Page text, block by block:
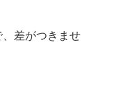
差がつきませ